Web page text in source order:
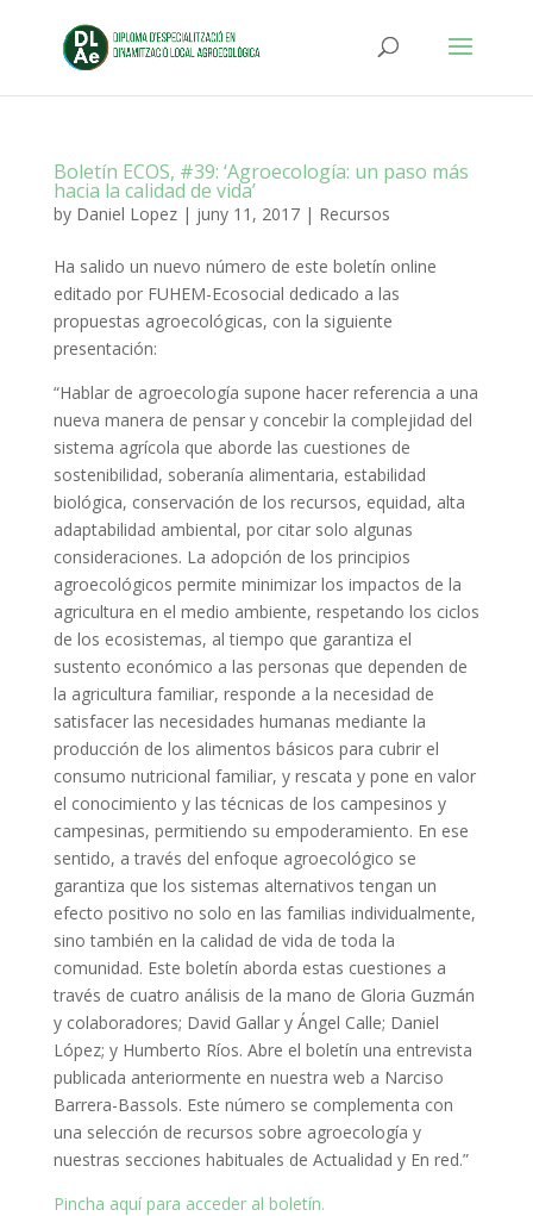
Boletín ECOS, #39: ‘Agroecología: un paso más
hacia la calidad de vida’
by Daniel Lopez| juny 11, 2017| Recursos
Ha salido un nuevo número de este boletín online
editado por FUHEM-Ecosocial dedicado a las
propuestas agroecológicas, con la siguiente
presentación:
“Hablar de agroecología supone hacer referencia a una
nueva manera de pensar y concebir la complejidad del
sistema agrícola que aborde las cuestiones de
sostenibilidad, soberanía alimentaria, estabilidad
biológica, conservación de los recursos, equidad, alta
adaptabilidad ambiental, por citar solo algunas
consideraciones. La adopción de los principios
agroecológicos permite minimizar los impactos de la
agricultura en el medio ambiente, respetando los ciclos
de los ecosistemas, al tiempo que garantiza el
sustento económico a las personas que dependen de
la agricultura familiar, responde a la necesidad de
satisfacer las necesidades humanas mediante la
producción de los alimentos básicos para cubrir el
consumo nutricional familiar, y rescata y pone en valor
el conocimiento y las técnicas de los campesinos y
campesinas, permitiendo su empoderamiento. En ese
sentido, a través del enfoque agroecológico se
garantiza que los sistemas alternativos tengan un
efecto positivo no solo en las familias individualmente,
sino también en la calidad de vida de toda la
comunidad. Este boletín aborda estas cuestiones a
través de cuatro análisis de la mano de Gloria Guzmán
y colaboradores; David Gallar y Ángel Calle; Daniel
López; y Humberto Ríos. Abre el boletín una entrevista
publicada anteriormente en nuestra web a Narciso
Barrera-Bassols. Este número se complementa con
una selección de recursos sobre agroecología y
nuestras secciones habituales de Actualidad y En red.”
Pincha aquí para acceder al boletín.